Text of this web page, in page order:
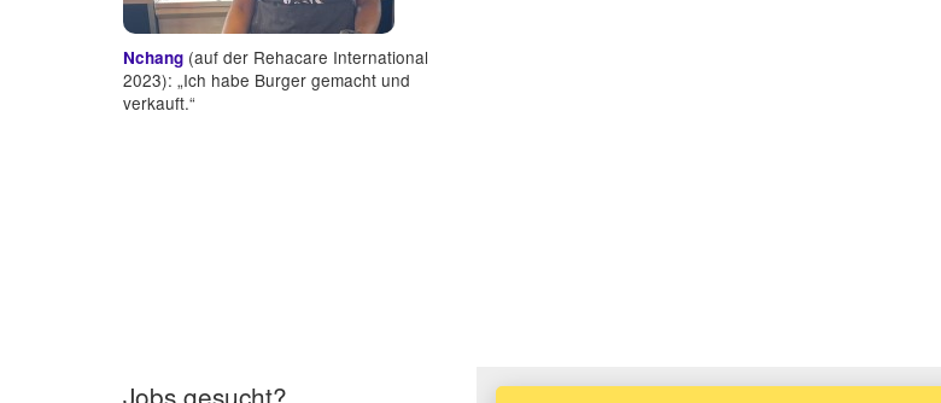
Nchang (auf der Rehacare International
2023): „Ich habe Burger gemacht und
verkauft.“